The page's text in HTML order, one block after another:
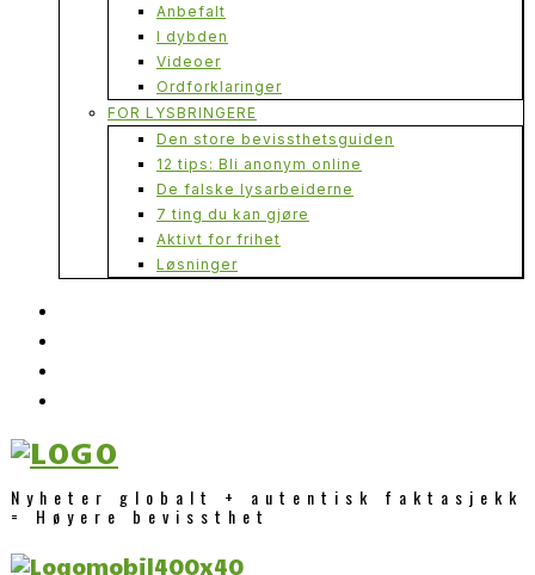
Anbefalt
I dybden
Videoer
Ordforklaringer
FOR LYSBRINGERE
Den store bevissthetsguiden
12 tips: Bli anonym online
De falske lysarbeiderne
7 ting du kan gjøre
Aktivt for frihet
Løsninger
Nyheter globalt + autentisk faktasjekk
= Høyere bevissthet